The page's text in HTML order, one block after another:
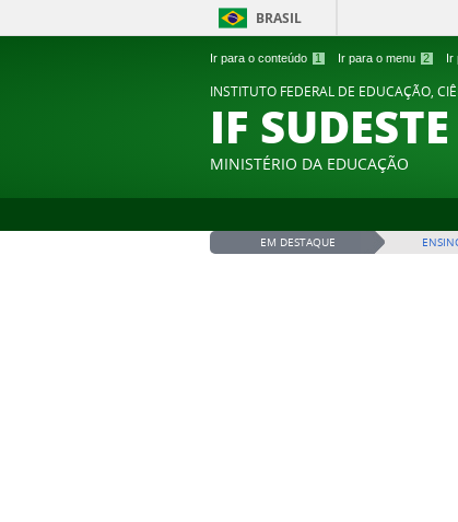
Ir para o conteúdo 1 Ir para o menu 2 Ir
BRASIL
INSTITUTO FEDERAL DE EDUCAÇÃO,
IF
MINISTÉRIO DA EDUCAÇÃO
EM DESTAQUE